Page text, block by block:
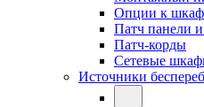
Опции к
Патч панели и
Патч-корды
Сетевые
Источники